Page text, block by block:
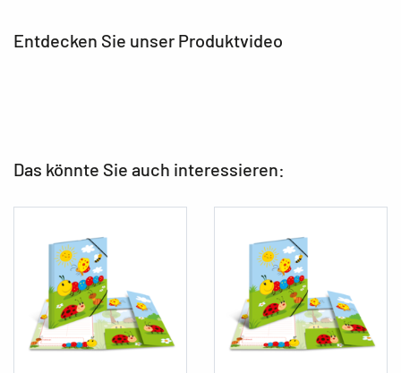
Entdecken Sie unser Produktvideo
Das könnte Sie auch interessieren: